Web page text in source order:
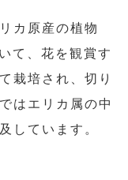
カ原産の植物
て、花を観賞す
栽培され、切り
はエリカ属の中
しています。